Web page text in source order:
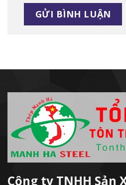
Công ty TNHH Sản